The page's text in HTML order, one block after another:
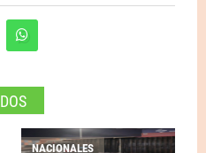
NACIONALES